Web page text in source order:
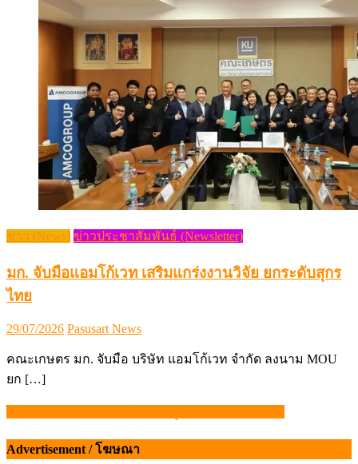
ข่าว (News) ข่าวประชาสัมพันธ์ (Newsletter)
มก. จับมือแอมโก้เวท เสริมแกร่งงานวิจัย ยกระดับสุกร
ไทย
Posted
29/07/2026 Author
Pasusart News
คณะเกษตร มก. จับมือ บริษัท แอมโก้เวท จำกัด ลงนาม MOU
ยก […]
แนะแนว
เรื่อง
Advertisement / โฆษณา